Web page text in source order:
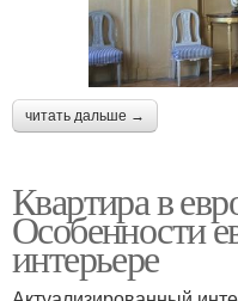
читать дальше →
Квартира в
Особенности
интерьере